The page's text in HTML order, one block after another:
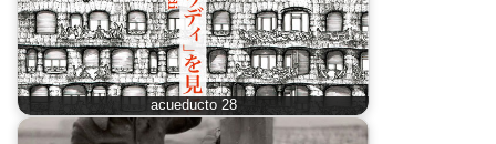
acueducto 28